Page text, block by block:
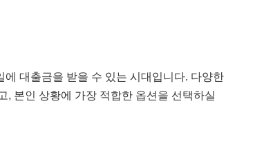
대출금을 받을 수 있는 시대입니다. 다양한
, 본인 상황에 가장 적합한 옵션을 선택하실